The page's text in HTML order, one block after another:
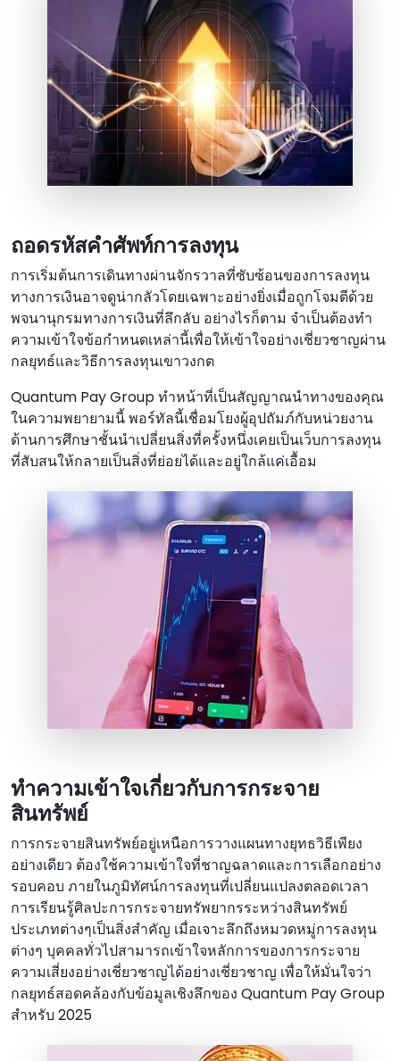
ถอดรหัสคําศัพท์การลงทุน
การเริ่มต้นการเดินทางผ่านจักรวาลที่ซับซ้อนของการลงทุน
ทางการเงินอาจดูน่ากลัวโดยเฉพาะอย่างยิ่งเมื่อถูกโจมตีด้วย
พจนานุกรมทางการเงินที่ลึกลับ อย่างไรก็ตาม จําเป็นต้องทํา
ความเข้าใจข้อกําหนดเหล่านี้เพื่อให้เข้าใจอย่างเชี่ยวชาญผ่าน
กลยุทธ์และวิธีการลงทุนเขาวงกต
Quantum Pay Group ทําหน้าที่เป็นสัญญาณนําทางของคุณ
ในความพยายามนี้ พอร์ทัลนี้เชื่อมโยงผู้อุปถัมภ์กับหน่วยงาน
ด้านการศึกษาชั้นนําเปลี่ยนสิ่งที่ครั้งหนึ่งเคยเป็นเว็บการลงทุน
ที่สับสนให้กลายเป็นสิ่งที่ย่อยได้และอยู่ใกล้แค่เอื้อม
ทําความเข้าใจเกี่ยวกับการกระจาย
สินทรัพย์
การกระจายสินทรัพย์อยู่เหนือการวางแผนทางยุทธวิธีเพียง
อย่างเดียว ต้องใช้ความเข้าใจที่ชาญฉลาดและการเลือกอย่าง
รอบคอบ ภายในภูมิทัศน์การลงทุนที่เปลี่ยนแปลงตลอดเวลา
การเรียนรู้ศิลปะการกระจายทรัพยากรระหว่างสินทรัพย์
ประเภทต่างๆเป็นสิ่งสําคัญ เมื่อเจาะลึกถึงหมวดหมู่การลงทุน
ต่างๆ บุคคลทั่วไปสามารถเข้าใจหลักการของการกระจาย
ความเสี่ยงอย่างเชี่ยวชาญได้อย่างเชี่ยวชาญ เพื่อให้มั่นใจว่า
กลยุทธ์สอดคล้องกับข้อมูลเชิงลึกของ Quantum Pay Group
สําหรับ 2025